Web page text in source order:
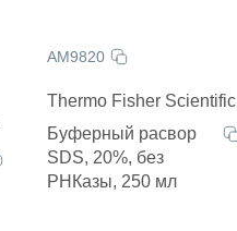
AM9820
Thermo Fisher Scientific
Буферный расвор
SDS, 20%, без
РНКазы, 250 мл